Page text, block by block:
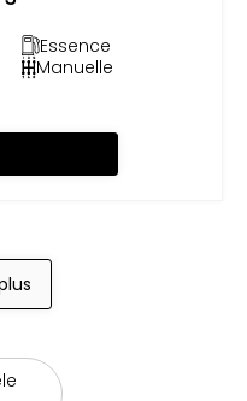
Essence
Manuelle